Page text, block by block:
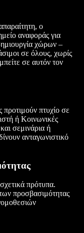
ο
αναφοράς για
χώρων –
σε όλους, χωρίς
σε αυτόν τον
προτιμούν πτυχίο σε
ή Κοινωνικές
σεμινάρια ή
ανταγωνιστικό
πρότυπα.
προσβασιμότητας